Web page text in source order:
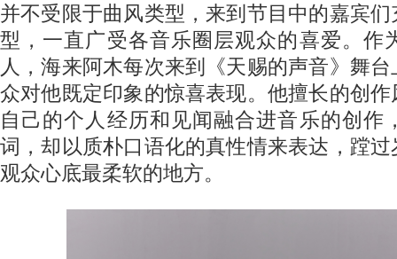
并不受限于曲风类型，来到节目中的嘉宾
型，一直广受各音乐圈层观众的喜爱。作
人，海来阿木每次来到《天赐的声音》舞
众对他既定印象的惊喜表现。他擅长的创
自己的个人经历和见闻融合进音乐的创作
词，却以质朴口语化的真性情来表达，蹚
观众心底最柔软的地方。